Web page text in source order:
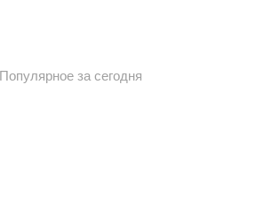
Популярное за сегодня